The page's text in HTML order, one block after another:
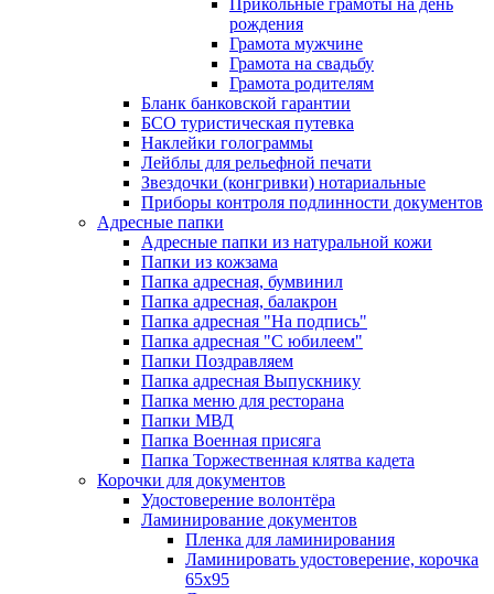
Прикольные грамоты на день
рождения
Грамота мужчине
Грамота на свадьбу
Грамота родителям
Бланк банковской гарантии
БСО туристическая путевка
Наклейки голограммы
Лейблы для рельефной печати
Звездочки (конгривки) нотариальные
Приборы контроля подлинности документов
Адресные папки
Адресные папки из натуральной кожи
Папки из кожзама
Папка адресная, бумвинил
Папка адресная, балакрон
Папка адресная "На подпись"
Папка адресная "C юбилеем"
Папки Поздравляем
Папка адресная Выпускнику
Папка меню для ресторана
Папки МВД
Папка Военная присяга
Папка Торжественная клятва кадета
Корочки для документов
Удостоверение волонтёра
Ламинирование документов
Пленка для ламинирования
Ламинировать удостоверение, корочка
65х95